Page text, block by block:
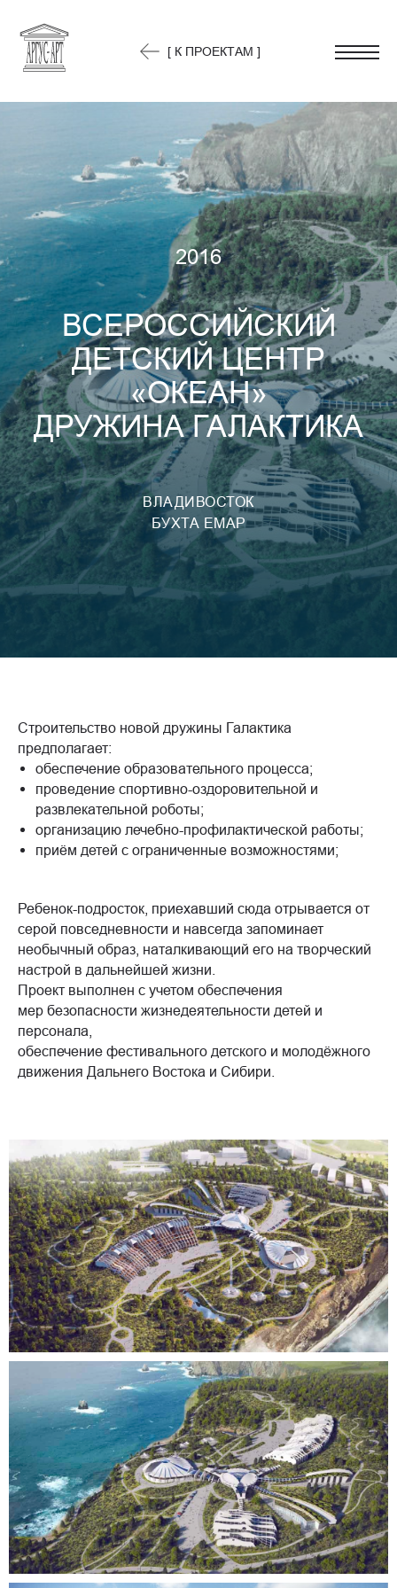
[ К ПРОЕКТАМ ]
2016
ВСЕРОССИЙСКИЙ
ДЕТСКИЙ ЦЕНТР
«ОКЕАН»
ДРУЖИНА ГАЛАКТИКА
ВЛАДИВОСТОК
БУХТА ЕМАР
Строительство новой дружины Галактика
предполагает:
обеспечение образовательного процесса;
проведение спортивно-оздоровительной и
развлекательной роботы;
организацию лечебно-профилактической работы;
приём детей с ограниченные возможностями;
Ребенок-подросток, приехавший сюда отрывается от
серой повседневности и навсегда запоминает
необычный образ, наталкивающий его на творческий
настрой в дальнейшей жизни.
Проект выполнен с учетом обеспечения
мер безопасности жизнедеятельности детей и
персонала,
обеспечение фестивального детского и молодёжного
движения Дальнего Востока и Сибири.